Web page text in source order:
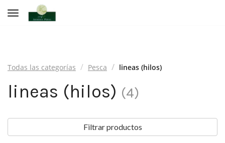
Toggle navigation
Todas las categorías Pesca lineas (hilos)
lineas (hilos) (4)
Filtrar productos